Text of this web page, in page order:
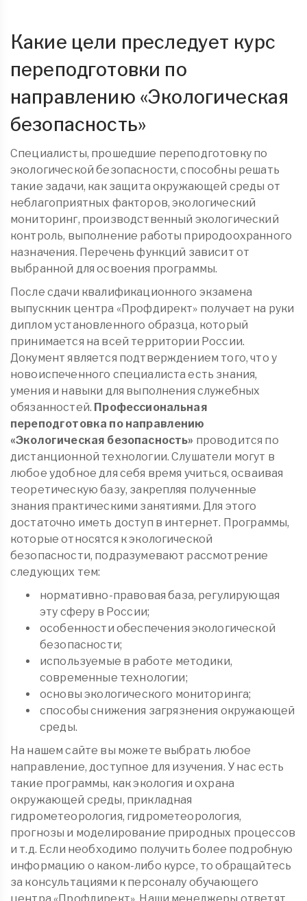
Какие цели преследует курс
переподготовки по
направлению «Экологическая
безопасность»
Специалисты, прошедшие переподготовку по
экологической безопасности, способны решать
такие задачи, как защита окружающей среды от
неблагоприятных факторов, экологический
мониторинг, производственный экологический
контроль, выполнение работы природоохранного
назначения. Перечень функций зависит от
выбранной для освоения программы.
После сдачи квалификационного экзамена
выпускник центра «Профдирект» получает на руки
диплом установленного образца, который
принимается на всей территории России.
Документ является подтверждением того, что у
новоиспеченного специалиста есть знания,
умения и навыки для выполнения служебных
обязанностей. Профессиональная
переподготовка по направлению
«Экологическая безопасность» проводится по
дистанционной технологии. Слушатели могут в
любое удобное для себя время учиться, осваивая
теоретическую базу, закрепляя полученные
знания практическими занятиями. Для этого
достаточно иметь доступ в интернет. Программы,
которые относятся к экологической
безопасности, подразумевают рассмотрение
следующих тем:
нормативно-правовая база, регулирующая
эту сферу в России;
особенности обеспечения экологической
безопасности;
используемые в работе методики,
современные технологии;
основы экологического мониторинга;
способы снижения загрязнения окружающей
среды.
На нашем сайте вы можете выбрать любое
направление, доступное для изучения. У нас есть
такие программы, как экология и охрана
окружающей среды, прикладная
гидрометеорология, гидрометеорология,
прогнозы и моделирование природных процессов
и т.д. Если необходимо получить более подробную
информацию о каком-либо курсе, то обращайтесь
за консультациями к персоналу обучающего